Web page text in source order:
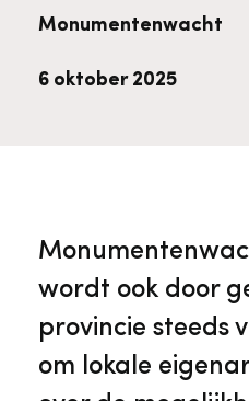
Downloads en
vrijwilligers
Museumplatform Zuid-
Collectiebeheer
Veelgestelde vragen
Ons team
Onze
Jaarstukken
Vacatures
Monumentenwacht
6 oktober 2025
wordt ook door
provincie steeds
om lokale